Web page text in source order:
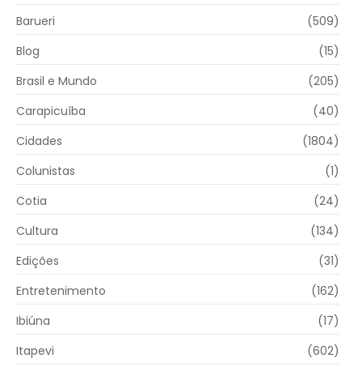
Barueri
(509)
Blog
(15)
Brasil e Mundo
(205)
Carapicuíba
(40)
Cidades
(1804)
Colunistas
(1)
Cotia
(24)
Cultura
(134)
Edições
(31)
Entretenimento
(162)
Ibiúna
(17)
Itapevi
(602)